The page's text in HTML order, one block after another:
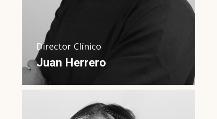
Director Clínico
Juan Herrero